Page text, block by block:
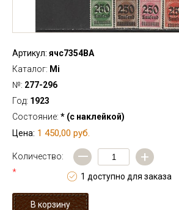
Артикул: ячс7354ВА
Каталог: Mi
№: 277-296
Год: 1923
Состояние: * (с наклейкой)
Цена: 1 450,00 руб.
Количество:
*
— +
1 доступно для заказа